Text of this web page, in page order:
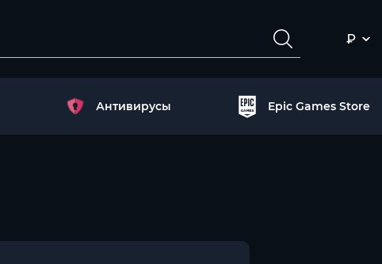
₽
Антивирусы Epic Games Store